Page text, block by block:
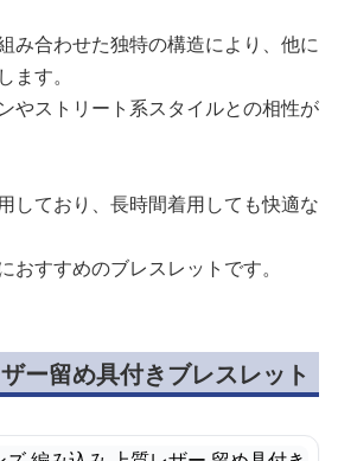
み合わせた独特の構造により、他に
ます。
やストリート系スタイルとの相性が
しており、長時間着用しても快適な
おすすめのブレスレットです。
ー留め具付きブレスレット